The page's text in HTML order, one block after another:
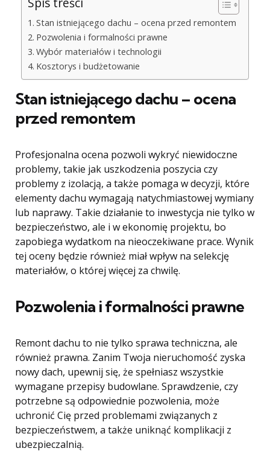
Stan istniejącego dachu – ocena przed remontem
Pozwolenia i formalności prawne
Wybór materiałów i technologii
Kosztorys i budżetowanie
Stan istniejącego dachu – ocena
przed remontem
Profesjonalna ocena pozwoli wykryć niewidoczne
problemy, takie jak uszkodzenia poszycia czy
problemy z izolacją, a także pomaga w decyzji, które
elementy dachu wymagają natychmiastowej wymiany
lub naprawy. Takie działanie to inwestycja nie tylko w
bezpieczeństwo, ale i w ekonomię projektu, bo
zapobiega wydatkom na nieoczekiwane prace. Wynik
tej oceny będzie również miał wpływ na selekcję
materiałów, o której więcej za chwilę.
Pozwolenia i formalności prawne
Remont dachu to nie tylko sprawa techniczna, ale
również prawna. Zanim Twoja nieruchomość zyska
nowy dach, upewnij się, że spełniasz wszystkie
wymagane przepisy budowlane. Sprawdzenie, czy
potrzebne są odpowiednie pozwolenia, może
uchronić Cię przed problemami związanych z
bezpieczeństwem, a także uniknąć komplikacji z
ubezpieczalnią.